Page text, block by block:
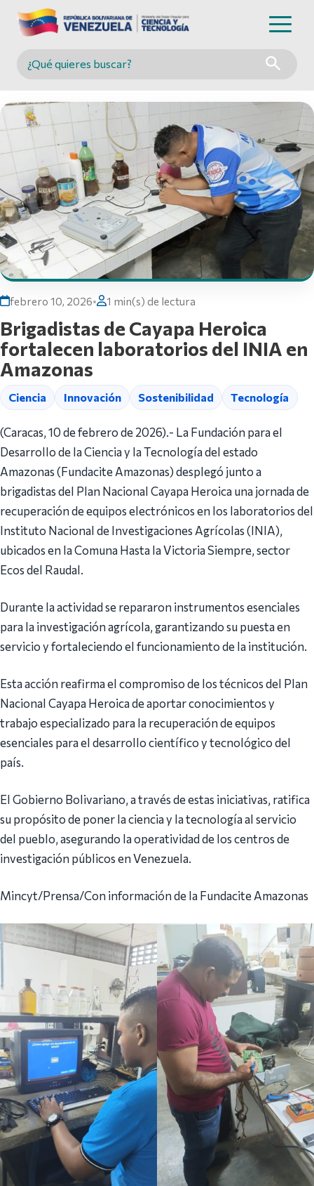
Buscar en MINCYT
febrero 10, 2026• 1 min(s) de lectura
Brigadistas de Cayapa Heroica
fortalecen laboratorios del INIA en
Amazonas
Ciencia Innovación Sostenibilidad Tecnología
(Caracas, 10 de febrero de 2026).- La Fundación para el
Desarrollo de la Ciencia y la Tecnología del estado
Amazonas (Fundacite Amazonas) desplegó junto a
brigadistas del Plan Nacional Cayapa Heroica una jornada de
recuperación de equipos electrónicos en los laboratorios del
Instituto Nacional de Investigaciones Agrícolas (INIA),
ubicados en la Comuna Hasta la Victoria Siempre, sector
Ecos del Raudal.
Durante la actividad se repararon instrumentos esenciales
para la investigación agrícola, garantizando su puesta en
servicio y fortaleciendo el funcionamiento de la institución.
Esta acción reafirma el compromiso de los técnicos del Plan
Nacional Cayapa Heroica de aportar conocimientos y
trabajo especializado para la recuperación de equipos
esenciales para el desarrollo científico y tecnológico del
país.
El Gobierno Bolivariano, a través de estas iniciativas, ratifica
su propósito de poner la ciencia y la tecnología al servicio
del pueblo, asegurando la operatividad de los centros de
investigación públicos en Venezuela.
Mincyt/Prensa/Con información de la Fundacite Amazonas